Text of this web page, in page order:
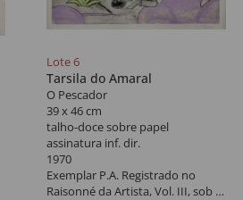
Lote 6
Tarsila do Amaral
O Pescador
39 x 46 cm
talho-doce sobre papel
assinatura inf. dir.
1970
Exemplar P.A. Registrado no
Raisonné da Artista, Vol. III, sob o